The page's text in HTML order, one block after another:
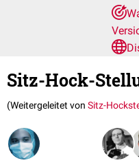
Sitz-Hock-
(Weitergeleitet von Sitz-